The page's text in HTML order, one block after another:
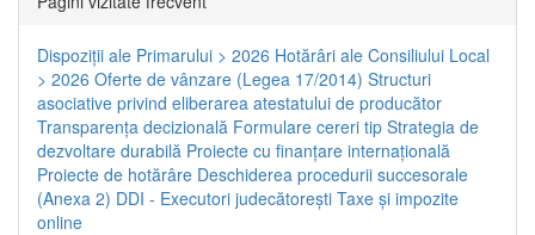
Dispoziţii ale Primarului > 2026 Hotărâri ale Consiliului Local
> 2026 Oferte de vânzare (Legea 17/2014) Structuri
asociative privind eliberarea atestatului de producător
Transparenţa decizională Formulare cereri tip Strategia de
dezvoltare durabilă Proiecte cu finanţare internaţională
Proiecte de hotărâre Deschiderea procedurii succesorale
(Anexa 2) DDI - Executori judecătorești Taxe şi impozite
online